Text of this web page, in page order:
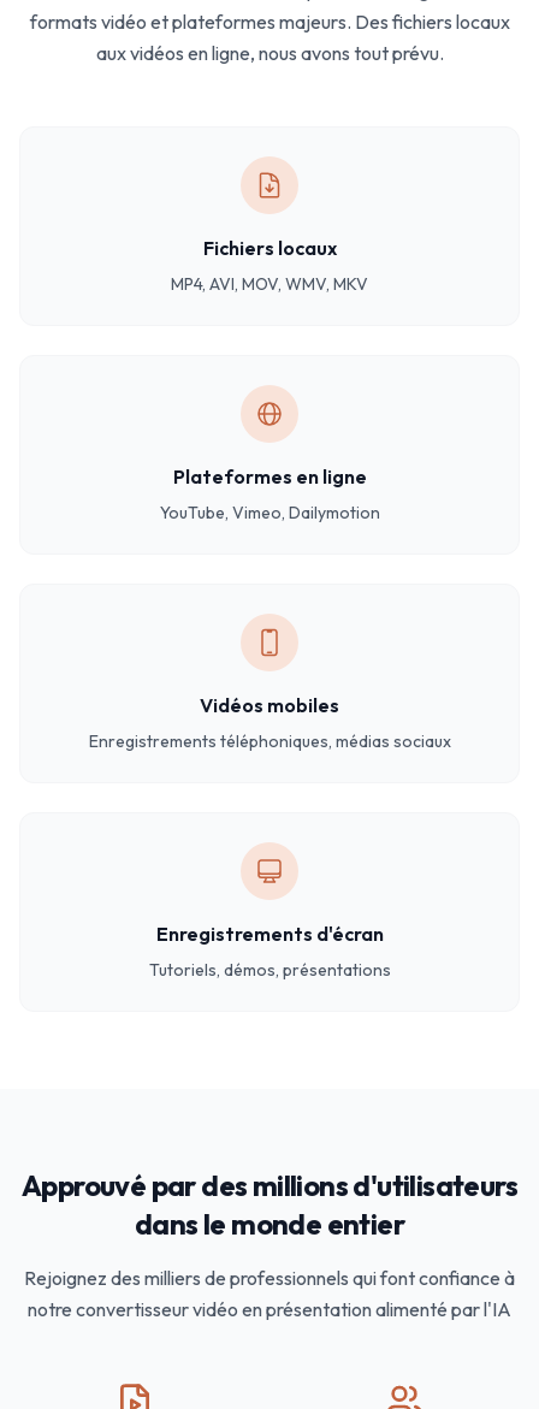
formats vidéo et plateformes majeurs. Des fichiers locaux
aux vidéos en ligne, nous avons tout prévu.
Fichiers locaux
MP4, AVI, MOV, WMV, MKV
Plateformes en ligne
YouTube, Vimeo, Dailymotion
Vidéos mobiles
Enregistrements téléphoniques, médias sociaux
Enregistrements d'écran
Tutoriels, démos, présentations
Approuvé par des millions d'utilisateurs
dans le monde entier
Rejoignez des milliers de professionnels qui font confiance à
notre convertisseur vidéo en présentation alimenté par l'IA